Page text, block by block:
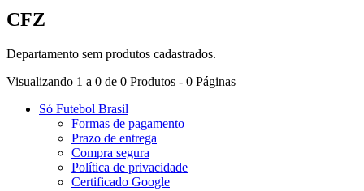
CFZ
Departamento sem produtos cadastrados.
Visualizando 1 a 0 de 0 Produtos - 0 Páginas
Só Futebol Brasil
Formas de pagamento
Prazo de entrega
Compra segura
Política de privacidade
Certificado Google